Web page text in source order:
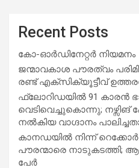
Recent Posts
കോ-ഓർഡിനേറ്റർ നിയമനം
ജന്മാവകാശ പൗരത്വം
രണ്ട് എക്സിക്യൂട്ടീവ്
ഫ്ലോറിഡയിൽ 91 കാരൻ
വെടിവെച്ചുകൊന്നു; നഴ്സിങ്
നൽകിയ വാഗ്ദാനം
കാനഡയിൽ നിന്ന്
പൗരന്മാരെ നാടുകടത്തി;
പേർ